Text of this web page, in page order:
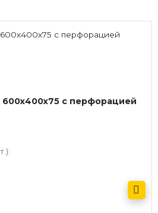
с перфорацией